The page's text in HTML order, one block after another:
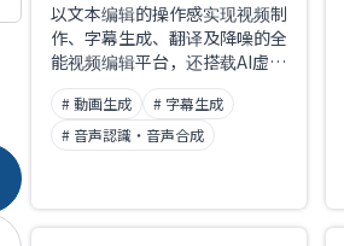
以文本编辑的操作感实现视频制
作、字幕生成、翻译及降噪的全
能视频编辑平台，还搭载AI虚拟
形象、语音合成等前沿功能。
# 動画生成
# 字幕生成
# 音声認識・音声合成